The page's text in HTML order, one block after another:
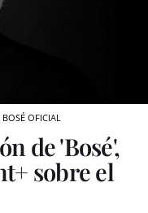
OFICIAL
de 'Bosé',
sobre el